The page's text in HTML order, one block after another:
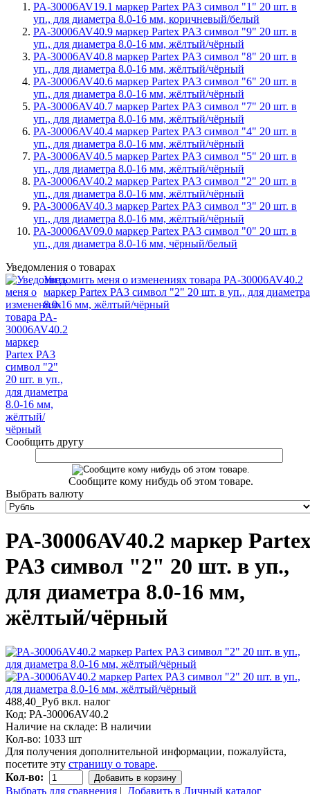
PA-30006AV19.1 маркер Partex PA3 символ "1" 20 шт. в
уп., для диаметра 8.0-16 мм, коричневый/белый
PA-30006AV40.9 маркер Partex PA3 символ "9" 20 шт. в
уп., для диаметра 8.0-16 мм, жёлтый/чёрный
PA-30006AV40.8 маркер Partex PA3 символ "8" 20 шт. в
уп., для диаметра 8.0-16 мм, жёлтый/чёрный
PA-30006AV40.6 маркер Partex PA3 символ "6" 20 шт. в
уп., для диаметра 8.0-16 мм, жёлтый/чёрный
PA-30006AV40.7 маркер Partex PA3 символ "7" 20 шт. в
уп., для диаметра 8.0-16 мм, жёлтый/чёрный
PA-30006AV40.4 маркер Partex PA3 символ "4" 20 шт. в
уп., для диаметра 8.0-16 мм, жёлтый/чёрный
PA-30006AV40.5 маркер Partex PA3 символ "5" 20 шт. в
уп., для диаметра 8.0-16 мм, жёлтый/чёрный
PA-30006AV40.2 маркер Partex PA3 символ "2" 20 шт. в
уп., для диаметра 8.0-16 мм, жёлтый/чёрный
PA-30006AV40.3 маркер Partex PA3 символ "3" 20 шт. в
уп., для диаметра 8.0-16 мм, жёлтый/чёрный
PA-30006AV09.0 маркер Partex PA3 символ "0" 20 шт. в
уп., для диаметра 8.0-16 мм, чёрный/белый
Уведомления о товарах
Уведомить меня о изменениях товара PA-30006AV40.2
маркер Partex PA3 символ "2" 20 шт. в уп., для диаметра
8.0-16 мм, жёлтый/чёрный
Сообщить другу
Сообщите кому нибудь об этом товаре.
Выбрать валюту
PA-30006AV40.2 маркер
PA3 символ "2" 20 шт. в уп.,
для диаметра 8.0-16 мм,
жёлтый/чёрный
488,40_Руб вкл. налог
Код: PA-30006AV40.2
Наличие на складе: В наличии
Кол-во: 1033 шт
Для получения дополнительной информации, пожалуйста,
посетите эту страницу о товаре.
Кол-во:
Добавить в корзину
Выбрать для сравнения | Добавить в Личный каталог